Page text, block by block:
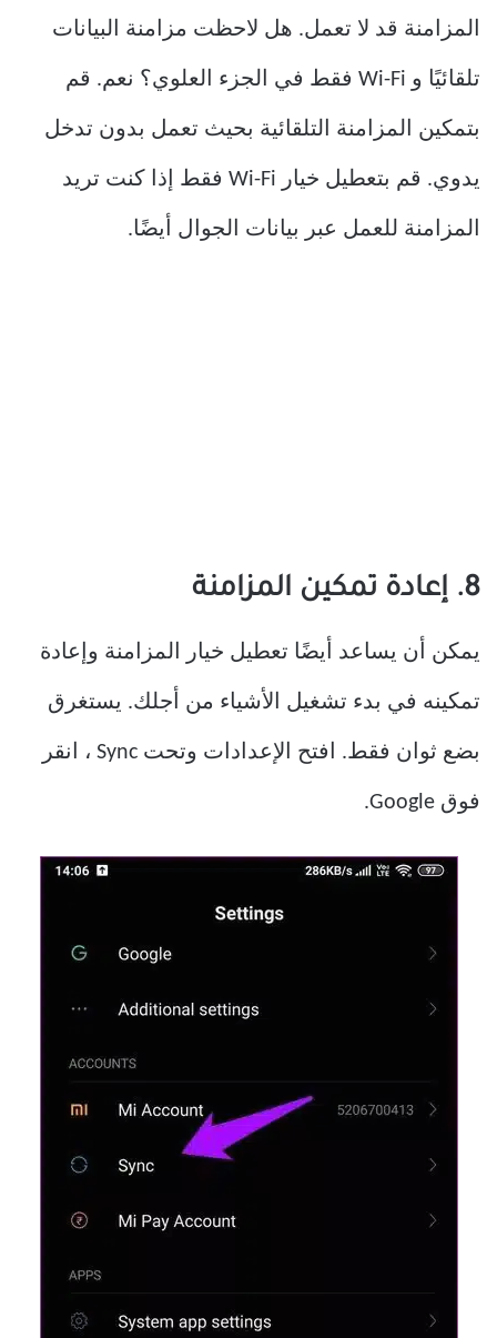
المزامنة قد لا تعمل. هل لاحظت مزامنة البيانات
تلقائيًا و Wi-Fi فقط في الجزء العلوي؟ نعم. قم
بتمكين المزامنة التلقائية بحيث تعمل بدون تدخل
يدوي. قم بتعطيل خيار Wi-Fi فقط إذا كنت تريد
المزامنة للعمل عبر بيانات الجوال أيضًا.
8. إعادة تمكين المزامنة
يمكن أن يساعد أيضًا تعطيل خيار المزامنة وإعادة
تمكينه في بدء تشغيل الأشياء من أجلك. يستغرق
بضع ثوان فقط. افتح الإعدادات وتحت Sync ، انقر
فوق Google.